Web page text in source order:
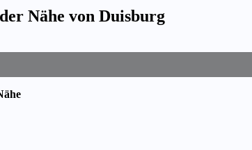
Nähe von Duisburg